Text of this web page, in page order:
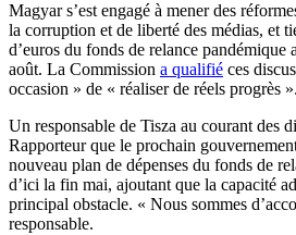
Magyar s’est engagé à mener des
la corruption et de liberté des médias, et
d’euros du fonds de relance pandémique
août. La Commission a qualifié ces
occasion » de « réaliser de réels progrès ».
Un responsable de Tisza au courant des
Rapporteur que le prochain
nouveau plan de dépenses du fonds de
d’ici la fin mai, ajoutant que la capacité
principal obstacle. « Nous sommes
responsable.